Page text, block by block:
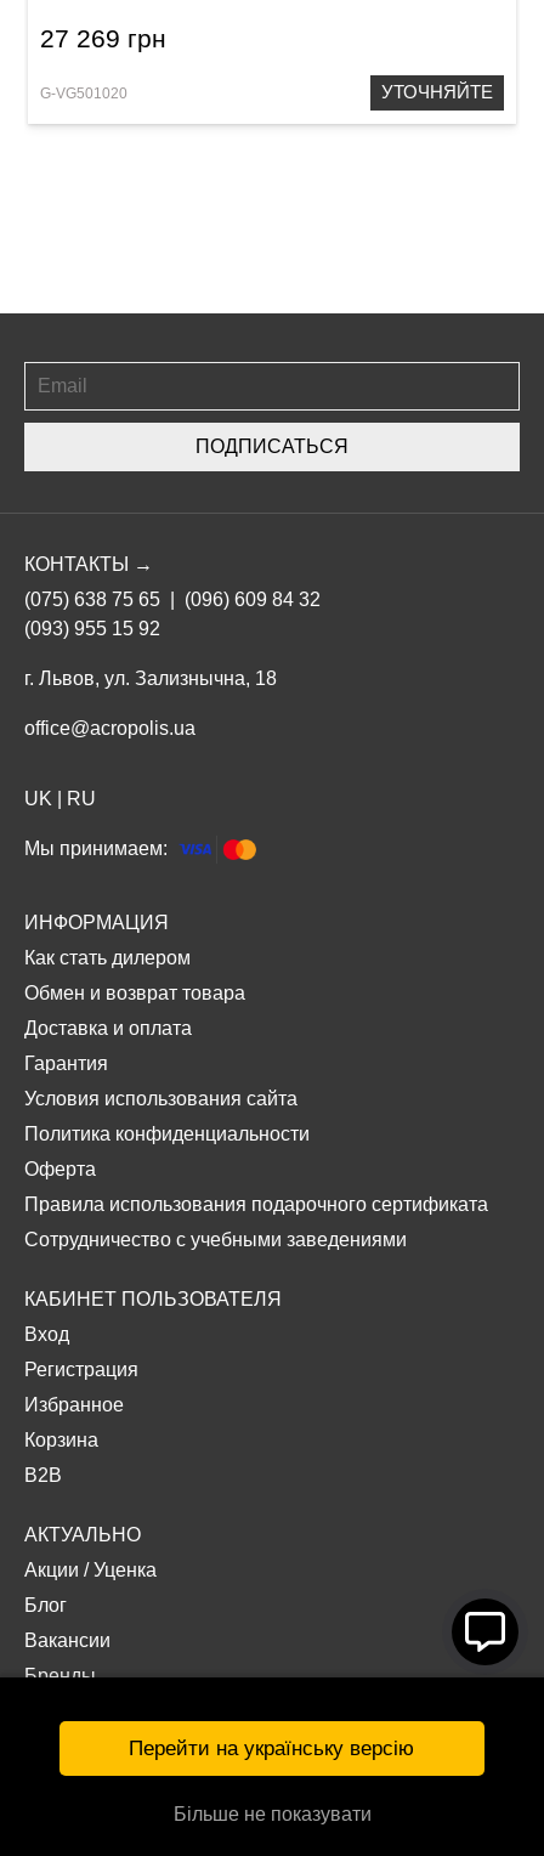
27 269 грн
G-VG501020 УТОЧНЯЙТЕ
ПОДПИСАТЬСЯ
КОНТАКТЫ →
(075) 638 75 65
(096) 609 84 32
(093) 955 15 92
г. Львов, ул. Зализнычна, 18
office@acropolis.ua
UK RU
Мы принимаем:
ИНФОРМАЦИЯ
Как стать дилером
Обмен и возврат товара
Доставка и оплата
Гарантия
Условия использования сайта
Политика конфиденциальности
Оферта
Правила использования подарочного сертификата
Сотрудничество с учебными заведениями
КАБИНЕТ ПОЛЬЗОВАТЕЛЯ
Вход
Регистрация
Избранное
Корзина
B2B
АКТУАЛЬНО
Акции /Уценка
Блог
Вакансии
Бренды
Перейти на українську версію
Більше не показувати